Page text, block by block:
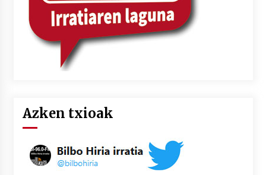
Azken txioak